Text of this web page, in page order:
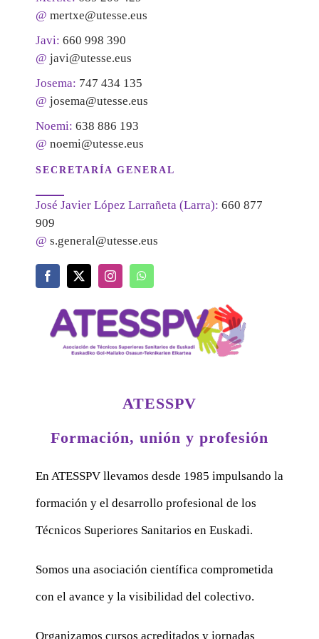
@ mertxe@utesse.eus
Javi: 660 998 390
@ javi@utesse.eus
Josema: 747 434 135
@ josema@utesse.eus
Noemi: 638 886 193
@ noemi@utesse.eus
SECRETARÍA GENERAL
José Javier López Larrañeta (Larra): 660 877
909
@ s.general@utesse.eus
ATESSPV
Formación, unión y profesión
En ATESSPV llevamos desde 1985 impulsando la
formación y el desarrollo profesional de los
Técnicos Superiores Sanitarios en Euskadi.
Somos una asociación científica comprometida
con el avance y la visibilidad del colectivo.
Organizamos cursos acreditados y jornadas